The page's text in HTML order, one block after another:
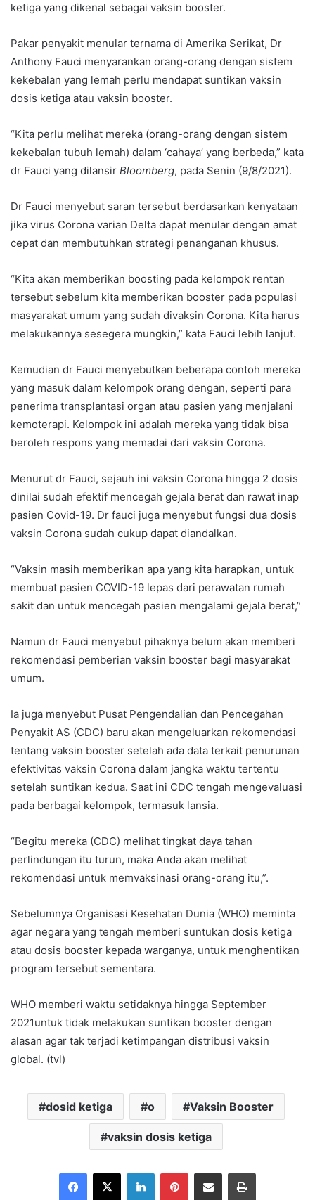
ketiga yang dikenal sebagai vaksin booster.
Pakar penyakit menular ternama di Amerika Serikat, Dr
Anthony Fauci menyarankan orang-orang dengan sistem
kekebalan yang lemah perlu mendapat suntikan vaksin
dosis ketiga atau vaksin booster.
“Kita perlu melihat mereka (orang-orang dengan sistem
kekebalan tubuh lemah) dalam ‘cahaya’ yang berbeda,” kata
dr Fauci yang dilansir Bloomberg, pada Senin (9/8/2021).
Dr Fauci menyebut saran tersebut berdasarkan kenyataan
jika virus Corona varian Delta dapat menular dengan amat
cepat dan membutuhkan strategi penanganan khusus.
“Kita akan memberikan boosting pada kelompok rentan
tersebut sebelum kita memberikan booster pada populasi
masyarakat umum yang sudah divaksin Corona. Kita harus
melakukannya sesegera mungkin,” kata Fauci lebih lanjut.
Kemudian dr Fauci menyebutkan beberapa contoh mereka
yang masuk dalam kelompok orang dengan, seperti para
penerima transplantasi organ atau pasien yang menjalani
kemoterapi. Kelompok ini adalah mereka yang tidak bisa
beroleh respons yang memadai dari vaksin Corona.
Menurut dr Fauci, sejauh ini vaksin Corona hingga 2 dosis
dinilai sudah efektif mencegah gejala berat dan rawat inap
pasien Covid-19. Dr fauci juga menyebut fungsi dua dosis
vaksin Corona sudah cukup dapat diandalkan.
“Vaksin masih memberikan apa yang kita harapkan, untuk
membuat pasien COVID-19 lepas dari perawatan rumah
sakit dan untuk mencegah pasien mengalami gejala berat,”
Namun dr Fauci menyebut pihaknya belum akan memberi
rekomendasi pemberian vaksin booster bagi masyarakat
umum.
Ia juga menyebut Pusat Pengendalian dan Pencegahan
Penyakit AS (CDC) baru akan mengeluarkan rekomendasi
tentang vaksin booster setelah ada data terkait penurunan
efektivitas vaksin Corona dalam jangka waktu tertentu
setelah suntikan kedua. Saat ini CDC tengah mengevaluasi
pada berbagai kelompok, termasuk lansia.
“Begitu mereka (CDC) melihat tingkat daya tahan
perlindungan itu turun, maka Anda akan melihat
rekomendasi untuk memvaksinasi orang-orang itu,”.
Sebelumnya Organisasi Kesehatan Dunia (WHO) meminta
agar negara yang tengah memberi suntukan dosis ketiga
atau dosis booster kepada warganya, untuk menghentikan
program tersebut sementara.
WHO memberi waktu setidaknya hingga September
2021untuk tidak melakukan suntikan booster dengan
alasan agar tak terjadi ketimpangan distribusi vaksin
global. (tvl)
dosid ketiga o Vaksin Booster
vaksin dosis ketiga
Facebook
X LinkedInPinterestShare via Email Print